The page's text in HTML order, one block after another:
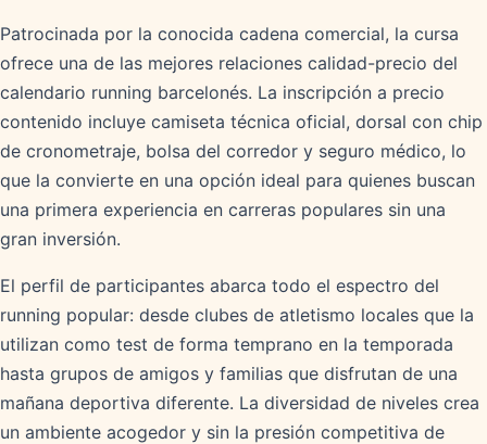
Patrocinada por la conocida cadena comercial, la cursa
ofrece una de las mejores relaciones calidad-precio del
calendario running barcelonés. La inscripción a precio
contenido incluye camiseta técnica oficial, dorsal con chip
de cronometraje, bolsa del corredor y seguro médico, lo
que la convierte en una opción ideal para quienes buscan
una primera experiencia en carreras populares sin una
gran inversión.
El perfil de participantes abarca todo el espectro del
running popular: desde clubes de atletismo locales que la
utilizan como test de forma temprano en la temporada
hasta grupos de amigos y familias que disfrutan de una
mañana deportiva diferente. La diversidad de niveles crea
un ambiente acogedor y sin la presión competitiva de